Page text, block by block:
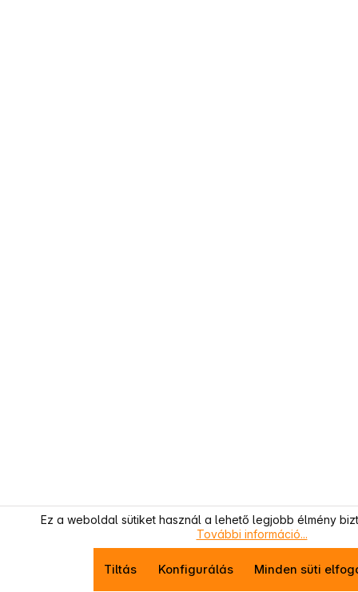
Ez a weboldal sütiket használ a lehető legjobb élmény
További információ...
Tiltás Konfigurálás Minden süti